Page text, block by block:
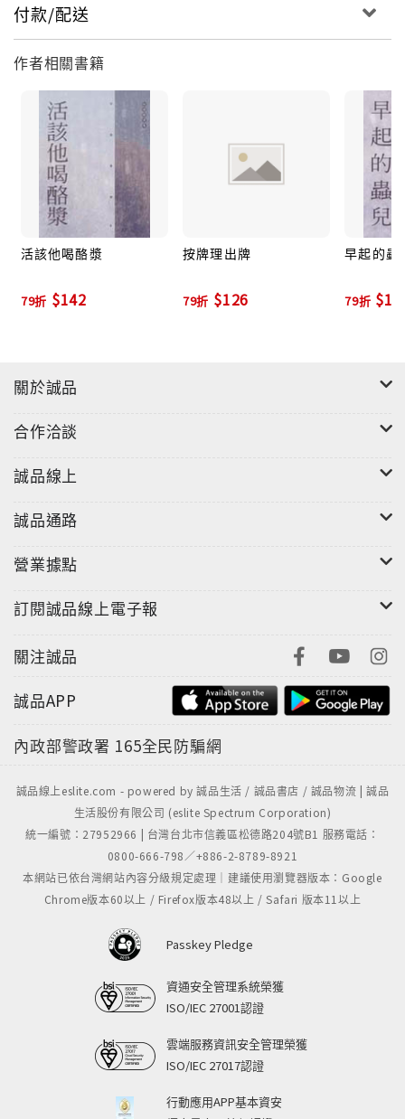
付款/配送
作者相關書籍
活該他喝酪漿
79折 $142
按牌理出牌
79折 $126
早起的蟲
79折
關於誠品
合作洽談
誠品線上
誠品通路
營業據點
訂閱誠品線上電子報
關注誠品
誠品APP
內政部警政署 165全民防騙網
誠品線上eslite.com - powered by 誠品生活 / 誠品書店 / 誠品物流 | 誠品
生活股份有限公司 (eslite Spectrum Corporation)
統一編號：27952966 | 台灣台北市信義區松德路204號B1 服務電話：
0800-666-798／+886-2-8789-8921
本網站已依台灣網站內容分級規定處理｜建議使用瀏覽器版本：Google
Chrome版本60以上 / Firefox版本48以上 / Safari 版本11以上
Passkey Pledge
資通安全管理系統榮獲
ISO/IEC 27001認證
雲端服務資訊安全管理榮獲
ISO/IEC 27017認證
行動應用APP基本資安